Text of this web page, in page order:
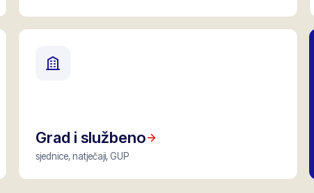
Grad i službeno
sjednice, natječaji, GUP